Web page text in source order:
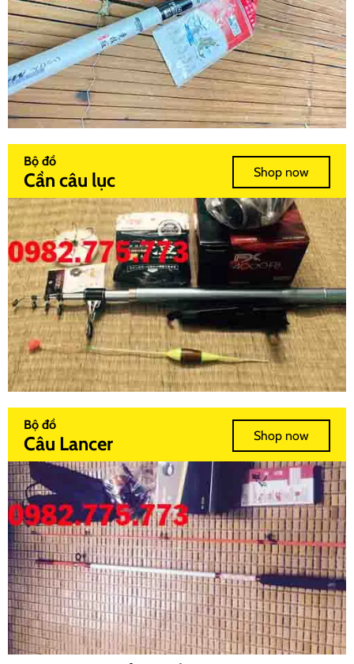
Bộ đồ
Cần câu lục Shop now
Bộ đồ
Câu Lancer Shop now